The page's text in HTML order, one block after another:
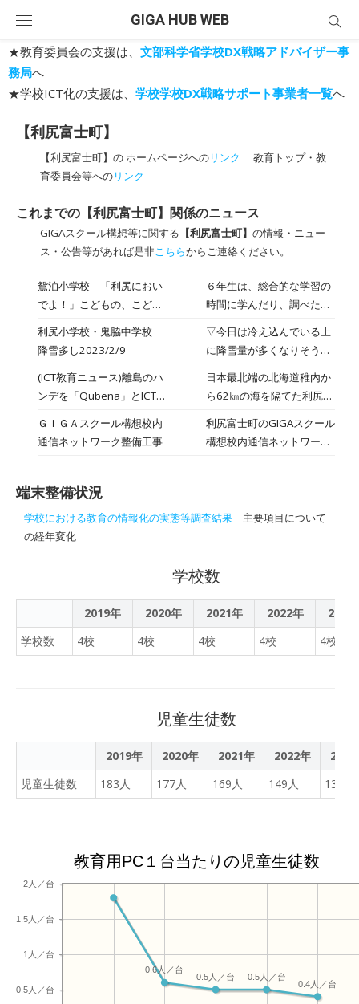
content
GIGA HUB WEB
★教育委員会の支援は、 文部科学省学校DX戦略アドバイザー事
務局へ
★学校ICT化の支援は、 学校学校DX戦略サポート事業者一覧へ
【利尻富士町】
【利尻富士町】の ホームページへのリンク
教育トップ・教
育委員会等へのリンク
これまでの【利尻富士町】関係のニュース
GIGAスクール構想等に関する 【利尻富士町】 の情報・ニュー
ス・公告等があれば是非こちらからご連絡ください。
鴛泊小学校 「利尻におい
でよ！」こどもの、こども
ンフレット（６年）
2023/3/16
６年生は、総合的な学習の
時間に学んだり、調べたり
も向けのパンフレットを作
りました。タブレットを活
用して、自分たちのおすす
めの観光名所、食事処、自
然、遊び、ショッピングに
ついてまとめ、発表しまし
た。授業の後半では、「利
いな空気」「利尻島固有の
理由を付けて発表しまし
た。６年生が作った子ども
向けのパンフレットは、フ
ェリーターミナルなどに置
いてもらう予定です。
利尻小学校・鬼脇中学校
降雪多し2023/2/9
▽今日は冷え込んでいる上
に降雪量が多くなりそうで
んが、しんしんと雪が降っ
ています。帰宅後の雪かき
が大変そうです
(^^;)▽（小）4年生は理科
た。実験はどんな場面でも
持って取り組む授業は、理
▽（中）３年生は卒業式に
向けて、合唱練習をしてい
ました。コロナの状況です
の三年間は制約の多い環境
きるだけ頑張る我慢強さが
身についたことと思いま
す。心がこもった良い合唱
(ICT教育ニュース)離島のハ
ンデを「Qubena」とICT
び/利尻富士町教育委員
会 2022/
日本最北端の北海道稚内か
ら62㎞の海を隔てた利尻
いる利尻富士町。4月1日現
在、小学校2校、中学校2校
想でネット環境の整備や1
校でAI型教材「Qubena」
（COMPASS提供）を導入
した。「Qubena」導入の
目的や利活用状況につい
て、利尻富士町教育委員会
之教諭と林英樹教諭に話を
聞いた。
ＧＩＧＡスクール構想校内
通信ネットワーク整備工事
利尻富士町のGIGAスクール
構想校内通信ネットワーク
端末整備状況
学校における教育の情報化の実態等調査結果 主要項目について
の経年変化
学校数
2019年 2020年 2021年 2022年
2023
学校数
4校 4校 4校 4校 4校
児童生徒数
2019年 2020年 2021年 2022年
2023
児童生徒数
183人 177人 169人 149人 136人
教育用PC１台当たりの児童生徒数
0.5人／台
1人／台
1.5人／台
2人／台
0.4人／台
0.5人／台
0.5人／台
0.6人／台